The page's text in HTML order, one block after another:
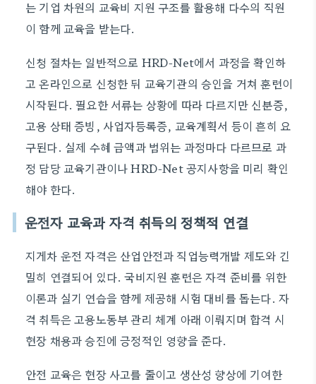
는 기업 차원의 교육비 지원 구조를 활용해 다수의 직원
이 함께 교육을 받는다.
신청 절차는 일반적으로 HRD-Net에서 과정을 확인하
고 온라인으로 신청한 뒤 교육기관의 승인을 거쳐 훈련이
시작된다. 필요한 서류는 상황에 따라 다르지만 신분증,
고용 상태 증빙, 사업자등록증, 교육계획서 등이 흔히 요
구된다. 실제 수혜 금액과 범위는 과정마다 다르므로 과
정 담당 교육기관이나 HRD-Net 공지사항을 미리 확인
해야 한다.
운전자 교육과 자격 취득의 정책적 연결
지게차 운전 자격은 산업안전과 직업능력개발 제도와 긴
밀히 연결되어 있다. 국비지원 훈련은 자격 준비를 위한
이론과 실기 연습을 함께 제공해 시험 대비를 돕는다. 자
격 취득은 고용노동부 관리 체계 아래 이뤄지며 합격 시
현장 채용과 승진에 긍정적인 영향을 준다.
안전 교육은 현장 사고를 줄이고 생산성 향상에 기여한